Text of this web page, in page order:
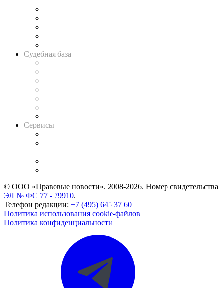
Судебная база
Сервисы
© ООО «Правовые новости». 2008-2026. Номер свидетельства
ЭЛ № ФС 77 - 79910.
Телефон редакции: +7 (495) 645 37 60
Политика использования cookie-файлов
Политика конфиденциальности